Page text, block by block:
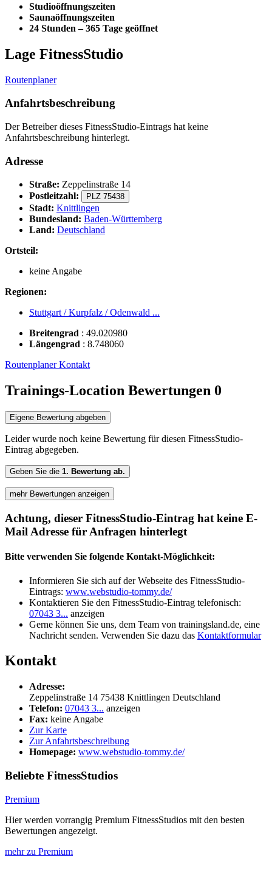
Studioöffnungszeiten
Saunaöffnungszeiten
24 Stunden – 365 Tage geöffnet
Lage FitnessStudio
Routenplaner
Anfahrtsbeschreibung
Der Betreiber dieses FitnessStudio-Eintrags hat keine
Anfahrtsbeschreibung hinterlegt.
Adresse
Straße: Zeppelinstraße 14
Postleitzahl:
PLZ 75438
Stadt: Knittlingen
Bundesland: Baden-Württemberg
Land: Deutschland
Ortsteil:
keine Angabe
Regionen:
Stuttgart / Kurpfalz / Odenwald ...
Breitengrad : 49.020980
Längengrad : 8.748060
RoutenplanerKontakt
Trainings-Location Bewertungen 0
Eigene Bewertung abgeben
Leider wurde noch keine Bewertung für diesen FitnessStudio-
Eintrag abgegeben.
Geben Sie die 1. Bewertung ab.
mehr Bewertungen anzeigen
Achtung, dieser FitnessStudio-Eintrag hat keine E-
Mail Adresse für Anfragen hinterlegt
Bitte verwenden Sie folgende Kontakt-Möglichkeit:
Informieren Sie sich auf der Webseite des FitnessStudio-
Eintrags: www.webstudio-tommy.de/
Kontaktieren Sie den FitnessStudio-Eintrag telefonisch:
07043 3... anzeigen
Gerne können Sie uns, dem Team von trainingsland.de, eine
Nachricht senden. Verwenden Sie dazu das Kontaktformular
Kontakt
Adresse:
Zeppelinstraße 14 75438 Knittlingen Deutschland
Telefon: 07043 3... anzeigen
Fax: keine Angabe
Zur Karte
Zur Anfahrtsbeschreibung
Homepage: www.webstudio-tommy.de/
Beliebte FitnessStudios
Premium
Hier werden vorrangig Premium FitnessStudios mit den besten
Bewertungen angezeigt.
mehr zu Premium